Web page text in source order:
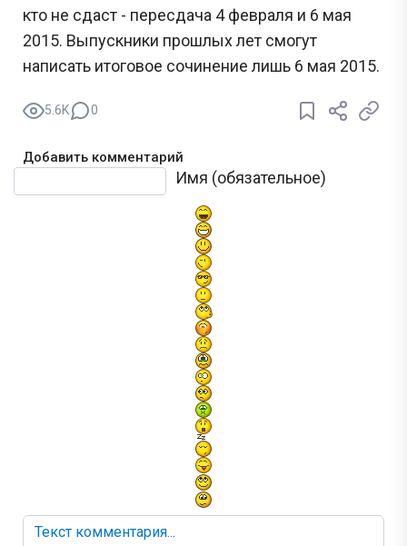
кто не сдаст - пересдача 4 февраля и 6 мая
2015. Выпускники прошлых лет смогут
написать итоговое сочинение лишь 6 мая 2015.
5.6K 0
Добавить комментарий
Имя (обязательное)